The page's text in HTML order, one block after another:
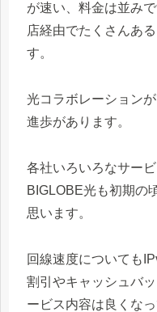
が速い、料金は並み
店経由でたくさんあ
す。
光コラボレーション
進歩があります。
各社いろいろなサー
BIGLOBE光も初期の
思います。
回線速度についても
割引やキャッシュバ
ービス内容は良くな